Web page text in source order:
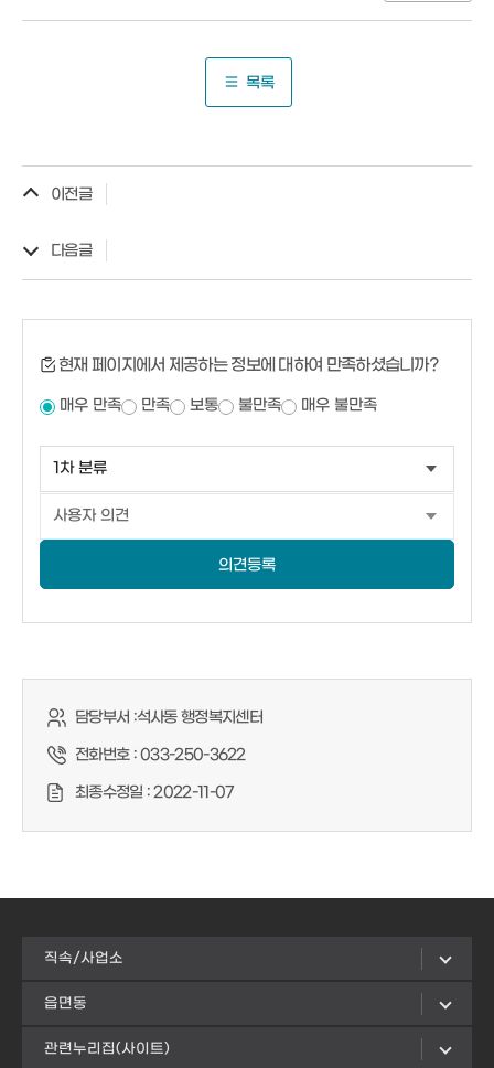
목록
이전글
다음글
현재 페이지에서 제공하는 정보에 대하여 만족하셨습니까?
매우 만족 만족 보통 불만족 매우 불만족
의견등록
담당부서 :석사동 행정복지센터
전화번호 :033-250-3622
최종수정일 :2022-11-07
직속/사업소
읍면동
관련누리집(사이트)